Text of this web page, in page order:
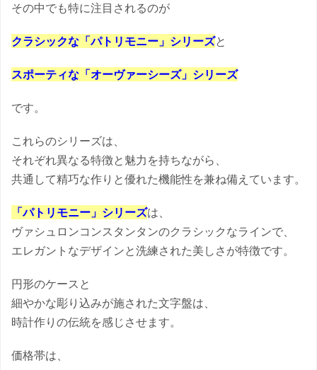
その中でも特に注目されるのが
クラシックな「パトリモニー」シリーズと
スポーティな「オーヴァーシーズ」シリーズ
です。
これらのシリーズは、
それぞれ異なる特徴と魅力を持ちながら、
共通して精巧な作りと優れた機能性を兼ね備えています。
「パトリモニー」シリーズは、
ヴァシュロンコンスタンタンのクラシックなラインで、
エレガントなデザインと洗練された美しさが特徴です。
円形のケースと
細やかな彫り込みが施された文字盤は、
時計作りの伝統を感じさせます。
価格帯は、